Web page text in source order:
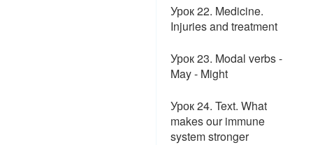
Урок 22. Medicine.
Injuries and treatment
Урок 23. Modal verbs -
May - Might
Урок 24. Text. What
makes our immune
system stronger